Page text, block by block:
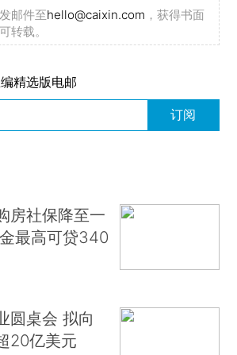
邮件至hello@caixin.com ，获得书面
转载。
精选版电邮
订阅
房社保降至一
最高可贷340
圆桌会 拟向
20亿美元